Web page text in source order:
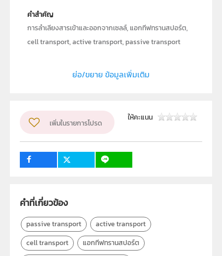
คำสำคัญ
การลำเลียงสารเข้าและออกจากเซลล์, แอกทีฟทรานสปอร์ต,
cell transport, active transport, passive transport
สาขาเคมีและชีววิทยา
วิชา
ม.4
กลุ่มเป้าหมาย
ย่อ/ขยาย ข้อมูลเพิ่มเติม
เพิ่มในรายการโปรด
ให้คะแนน
คำที่เกี่ยวข้อง
passive transport
active transport
cell transport
แอกทีฟทรานสปอร์ต